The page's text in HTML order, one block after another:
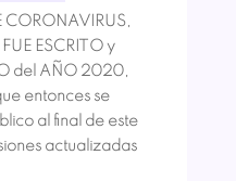
CORONAVIRUS,
ESCRITO y
del AÑO 2020,
entonces se
al final de este
actualizadas